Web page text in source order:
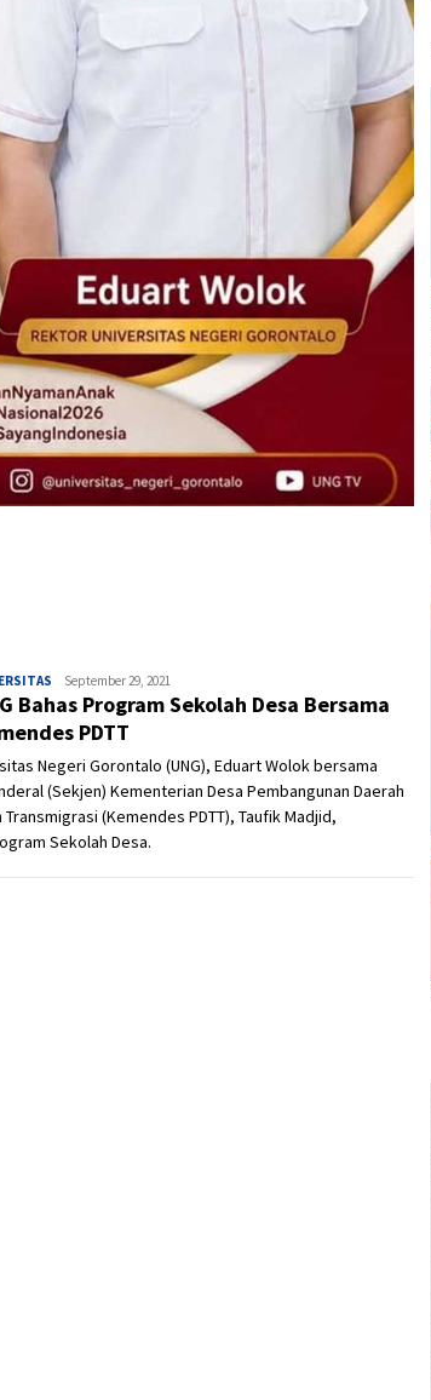
Ivan
September 29, 2021
Bahas Program Sekolah Desa Bersama
PDTT
Negeri Gorontalo (UNG), Eduart Wolok bersama
(Sekjen) Kementerian Desa Pembangunan Daerah
(Kemendes PDTT), Taufik Madjid,
Sekolah Desa.